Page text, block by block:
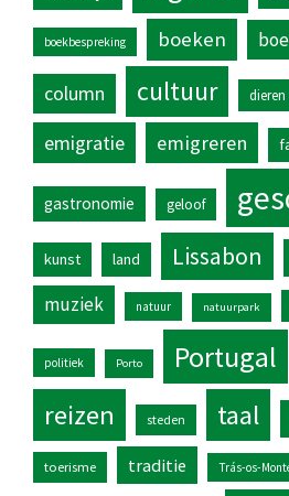
boekbespreking boeken
column cultuur dieren
emigratie emigreren
gastronomie geloof
kunst land Lissabon
muziek natuur natuurpark
politiek Porto Portugal
reizen steden taal
toerisme traditie Trás-os-